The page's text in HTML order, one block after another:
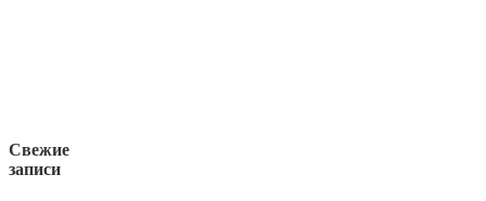
Свежие
записи